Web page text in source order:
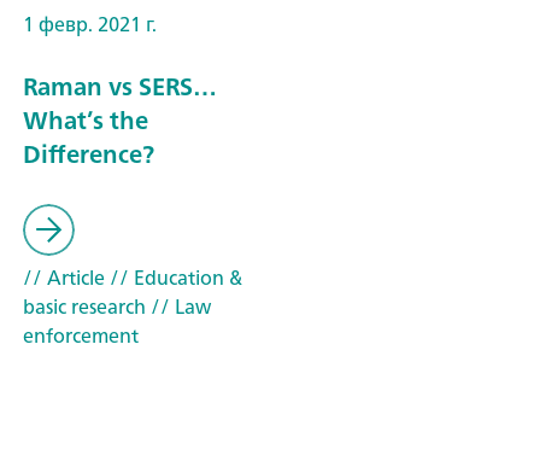
1 февр. 2021 г.
Raman vs SERS…
What’s the
Difference?
// Article// Education &
basic research // Law
enforcement